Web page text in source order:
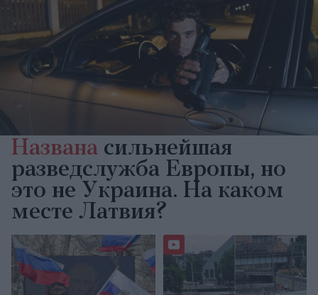
Названа сильнейшая
разведслужба Европы, но
это не Украина. На каком
месте Латвия?